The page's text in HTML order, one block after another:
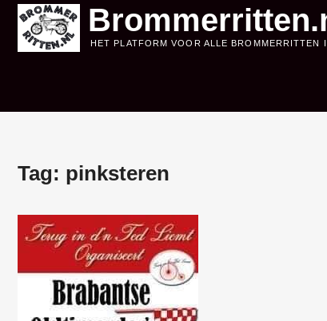
Skip
content
HET PLATFORM VOOR ALLE BROMMERRITTEN
Tag: pinksteren